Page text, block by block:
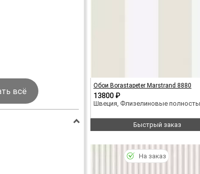
всё
Обои Borastapeter Marstrand 8880
13800 ₽
Швеция, Флизелиновые
Быстрый заказ
На заказ